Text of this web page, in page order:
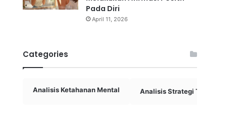
Pada Diri
April 11, 2026
Categories
Analisis Ketahanan Mental Analisis Strategi Tim Basket